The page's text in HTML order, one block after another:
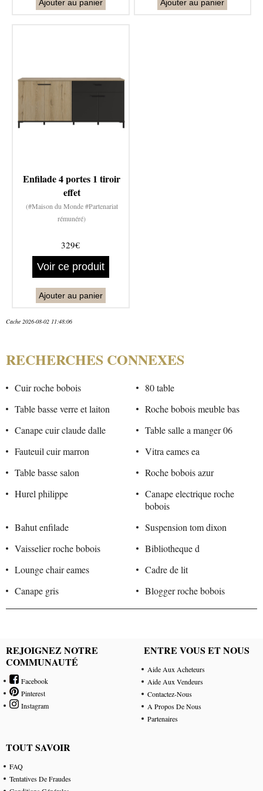
Ajouter au panier Ajouter au panier
Enfilade 4 portes 1 tiroir
effet
(#Maison du Monde #Partenariat
rémunéré)
329€
Voir ce produit
Ajouter au panier
Cache 2026-08-02 11:48:06
RECHERCHES CONNEXES
Cuir roche bobois
80 table
Table basse verre et laiton
Roche bobois meuble bas
Canape cuir claude dalle
Table salle a manger 06
Fauteuil cuir marron
Vitra eames ea
Table basse salon
Roche bobois azur
Hurel philippe
Canape electrique roche
bobois
Bahut enfilade
Suspension tom dixon
Vaisselier roche bobois
Bibliotheque d
Lounge chair eames
Cadre de lit
Canape gris
Blogger roche bobois
REJOIGNEZ NOTRE
COMMUNAUTÉ
Facebook
Pinterest
Instagram
ENTRE VOUS ET NOUS
Aide Aux Acheteurs
Aide Aux Vendeurs
Contactez-Nous
A Propos De Nous
Partenaires
TOUT SAVOIR
FAQ
Tentatives De Fraudes